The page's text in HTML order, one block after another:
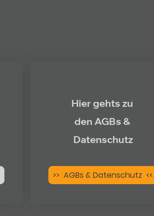
Hier gehts zu
den AGBs &
Datenschutz
>> AGBs & Datenschutz <<